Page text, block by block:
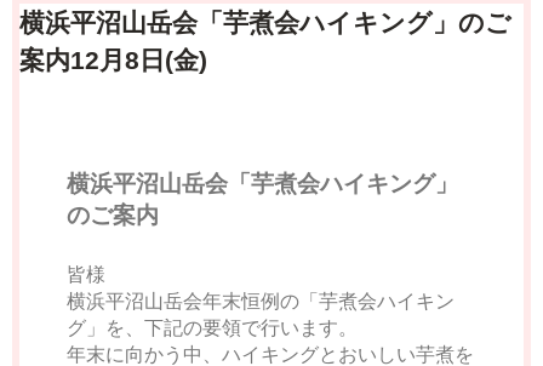
横浜平沼山岳会「芋煮会ハイキング」のご
案内12月8日(金)
横浜平沼山岳会「芋煮会ハイキング」
のご案内
皆様
横浜平沼山岳会年末恒例の「芋煮会ハイキン
グ」を、下記の要領で行います。
年末に向かう中、ハイキングとおいしい芋煮を